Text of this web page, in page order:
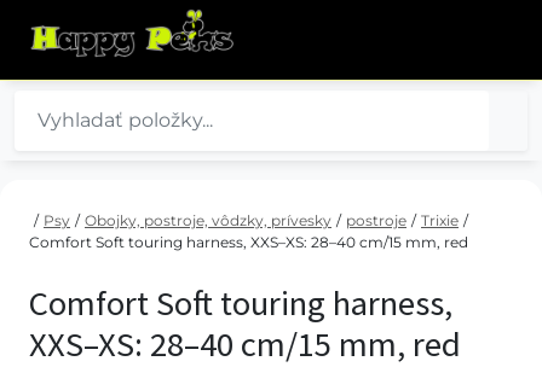
/ Psy / Obojky, postroje, vôdzky, prívesky / postroje / Trixie /
Comfort Soft touring harness, XXS–XS: 28–40 cm/15 mm, red
Comfort Soft touring harness,
XXS–XS: 28–40 cm/15 mm, red